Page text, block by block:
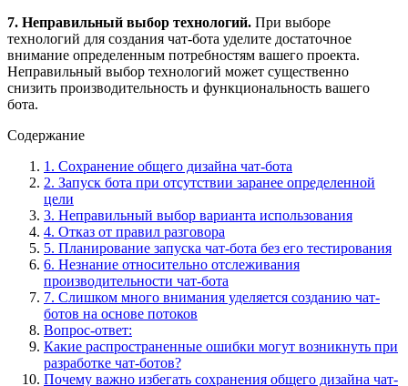
7. Неправильный выбор технологий. При выборе
технологий для создания чат-бота уделите достаточное
внимание определенным потребностям вашего проекта.
Неправильный выбор технологий может существенно
снизить производительность и функциональность вашего
бота.
Содержание
1. Сохранение общего дизайна чат-бота
2. Запуск бота при отсутствии заранее определенной
цели
3. Неправильный выбор варианта использования
4. Отказ от правил разговора
5. Планирование запуска чат-бота без его тестирования
6. Незнание относительно отслеживания
производительности чат-бота
7. Слишком много внимания уделяется созданию чат-
ботов на основе потоков
Вопрос-ответ:
Какие распространенные ошибки могут возникнуть при
разработке чат-ботов?
Почему важно избегать сохранения общего дизайна чат-